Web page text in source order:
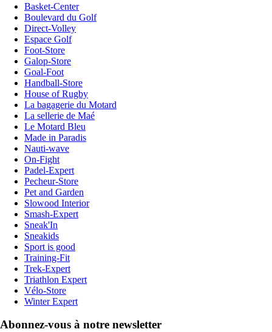
Basket-Center
Boulevard du Golf
Direct-Volley
Espace Golf
Foot-Store
Galop-Store
Goal-Foot
Handball-Store
House of Rugby
La bagagerie du Motard
La sellerie de Maé
Le Motard Bleu
Made in Paradis
Nauti-wave
On-Fight
Padel-Expert
Pecheur-Store
Pet and Garden
Slowood Interior
Smash-Expert
Sneak'In
Sneakids
Sport is good
Training-Fit
Trek-Expert
Triathlon Expert
Vélo-Store
Winter Expert
Abonnez-vous à notre newsletter